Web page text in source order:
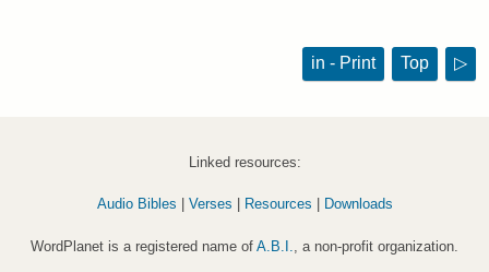
in - Print Top ▷
Linked resources:
Audio Bibles Verses Resources Downloads
WordPlanet is a registered name of A.B.I. , a non-profit organization.